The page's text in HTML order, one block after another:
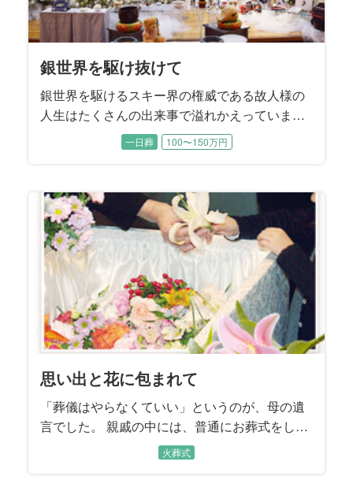
銀世界を駆け抜けて
銀世界を駆けるスキー界の権威である故人様の
人生はたくさんの出来事で溢れかえっていま
す。 教授としてのお姿、スキー仲間との顔、監
督としての顔、家族と向き合う顔、お孫さんと
界の故人様。 そして、ご家族の気持ちを一つに
したのはみんなが知っている「例のもの」でし
た。
一日葬 100〜150万円
思い出と花に包まれて
「葬儀はやらなくていい」というのが、母の遺
言でした。 親戚の中には、普通にお葬式をした
ほうがいい、と言う方もいましたが、話し合い
の結果、母の遺言どおりにすることにしまし
火葬式